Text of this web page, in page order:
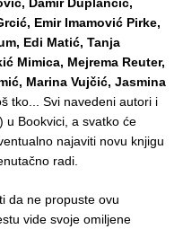
Emir Imamović Pirke,
Edi Matić, Tanja
Mimica, Mejrema Reuter,
Marina Vujčić, Jasmina
tko... Svi navedeni autori i
u Bookvici, a svatko će
najaviti novu knjigu
radi.
da ne propuste ovu
vide svoje omiljene